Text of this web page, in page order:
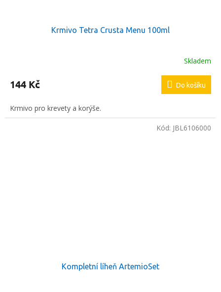
Krmivo Tetra Crusta Menu 100ml
Skladem
144 Kč Do košíku
Krmivo pro krevety a korýše.
Kompletní líheň ArtemioSet
Kód: JBL6106000